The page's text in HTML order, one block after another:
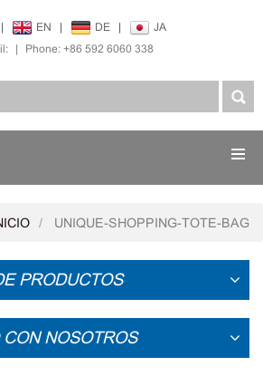
| EN | DE |
JA
| Phone: +86 592 6060 338
UNIQUE-SHOPPING-TOTE-BAG
PRODUCTOS
NOSOTROS